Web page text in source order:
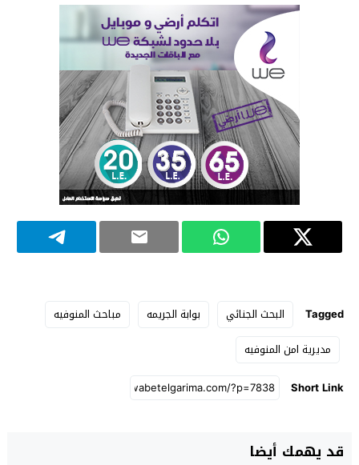
Tagged البحث الجنائي بوابة الجريمه
مباحث المنوفيه
مديرية امن المنوفيه
Short Link
قد يهمك أيضا